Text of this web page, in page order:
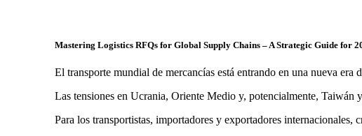
Mastering Logistics RFQs for Global Supply Chains – A Strategic Guide for
El transporte mundial de mercancías está entrando en una nueva era
Las tensiones en Ucrania, Oriente Medio y, potencialmente, Taiwán
Para los transportistas, importadores y exportadores internacionales,